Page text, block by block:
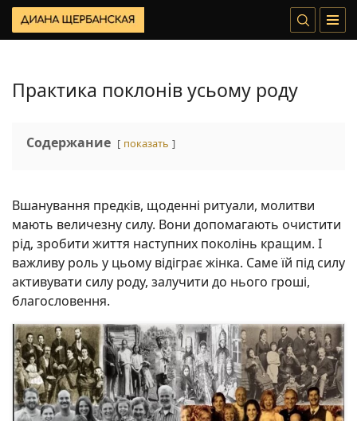
Практика поклонів усьому роду
Содержание показать
Вшанування предків, щоденні ритуали, молитви
мають величезну силу. Вони допомагають очистити
рід, зробити життя наступних поколінь кращим. І
важливу роль у цьому відіграє жінка. Саме їй під силу
активувати силу роду, залучити до нього гроші,
благословення.